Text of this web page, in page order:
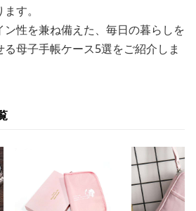
す。
性を兼ね備えた、毎日の暮らしを
母子手帳ケース5選をご紹介しま